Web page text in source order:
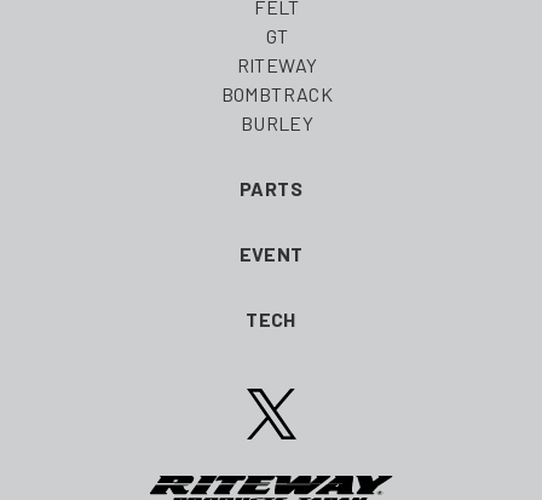
FELT
GT
RITEWAY
BOMBTRACK
BURLEY
PARTS
EVENT
TECH